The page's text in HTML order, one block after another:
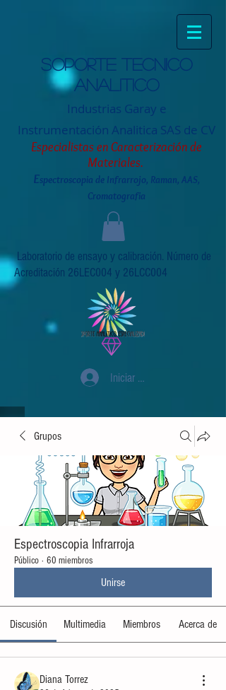
Soporte tecnico
analitico
Industrias Garay e
Instrumentación Analitica SAS de CV
Especialistas en Caracterización de
Materiales.
Espectroscopia de Infrarrojo, Raman, AAS,
Cromatografia
Laboratorio de ensayo y calibración. Número de
Acreditación 26LEC004 y 26LCC004
Iniciar sesión
Grupos
Espectroscopia Infrarroja
Público · 60 miembros
Unirse
Discusión Multimedia Miembros Acerca de
Diana Torrez